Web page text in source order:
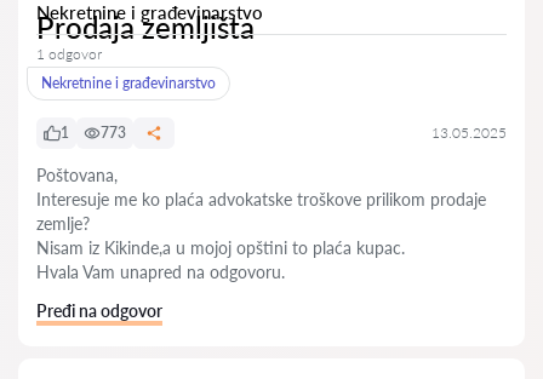
Nekretnine i građevinarstvo
Prodaja zemljišta
1 odgovor
Nekretnine i građevinarstvo
1 773 13.05.2025
Poštovana,
Interesuje me ko plaća advokatske troškove prilikom prodaje
zemlje?
Nisam iz Kikinde,a u mojoj opštini to plaća kupac.
Hvala Vam unapred na odgovoru.
Pređi na odgovor